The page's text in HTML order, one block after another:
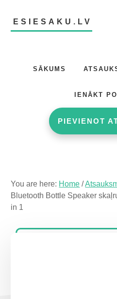
main
primary
footerESIESAKU.LV
SĀKUMS
IENĀKT
PIEVIENOT
You are here: Home /
Bluetooth Bottle Speaker
in 1